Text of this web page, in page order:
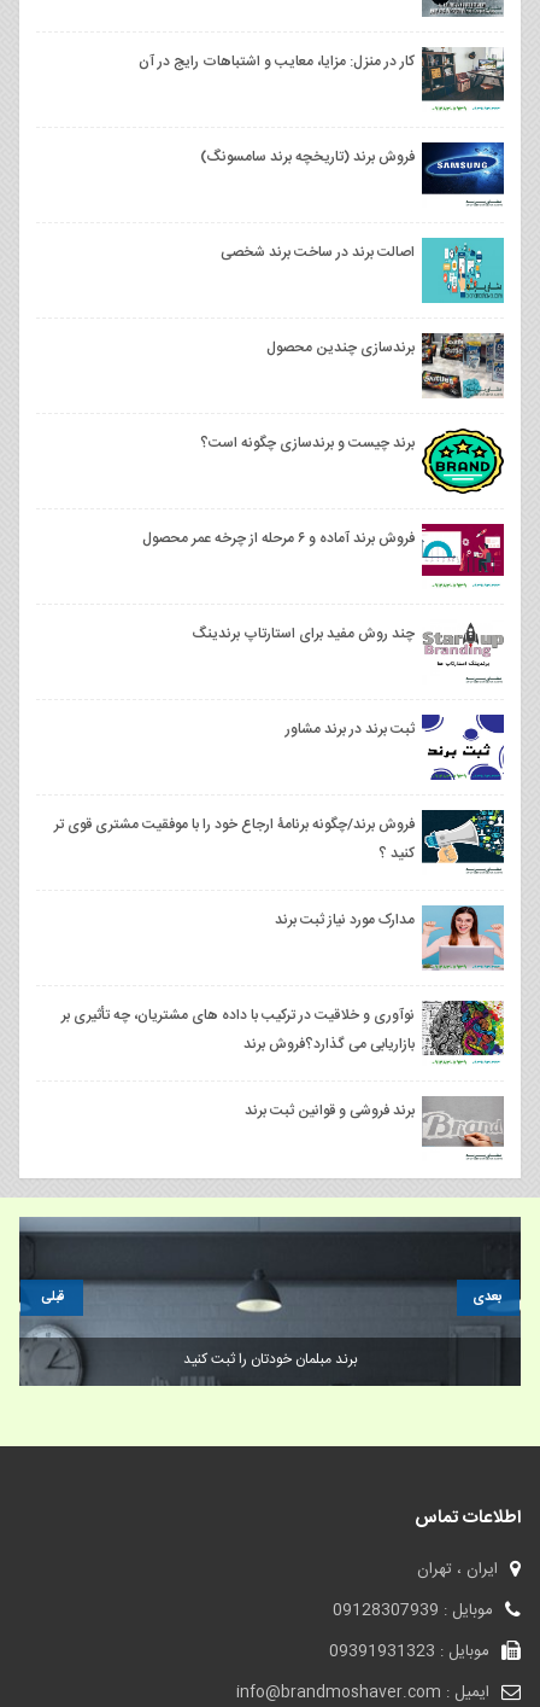
کار در منزل: مزایا، معایب و اشتباهات رایج در آن
فروش برند (تاریخچه برند سامسونگ)
اصالت برند در ساخت برند شخصی
برندسازی چندین محصول
برند چیست و برندسازی چگونه است؟
فروش برند آماده و ۶ مرحله از چرخه عمر محصول
چند روش مفید برای استارتاپ برندینگ
ثبت برند در برند مشاور
فروش برند/چگونه برنامۀ ارجاع خود را با موفقیت مشتری قوی‌ تر
کنید ؟
مدارک مورد نیاز ثبت برند
نوآوری و خلاقیت در ترکیب با داده های مشتریان، چه تأثیری بر
بازاریابی می گذارد؟فروش برند
برند فروشی و قوانین ثبت برند
برند مبلمان خودتان را ثبت کنید
قبلی بعدی
اطلاعات تماس
ایران ، تهران
موبایل : 09128307939
موبایل : 09391931323
ایمیل : info@brandmoshaver.com